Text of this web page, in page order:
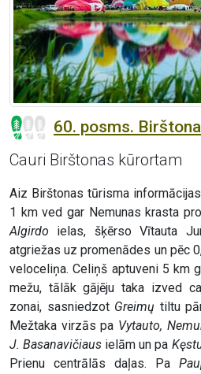
60. posms.
Cauri Birštonas kūrortam
Aiz Birštonas tūrisma
1 km ved gar Nemunas krasta
Algirdo ielas, šķērso Vītauta
atgriežas uz promenādes un pēc
veloceliņa. Celiņš aptuveni 5 km
mežu, tālāk gājēju taka izved
zonai, sasniedzot Greimų tiltu
Mežtaka virzās pa Vytauto,
J. Basanavičiaus ielām un pa
Prienu centrālās daļas. Pa